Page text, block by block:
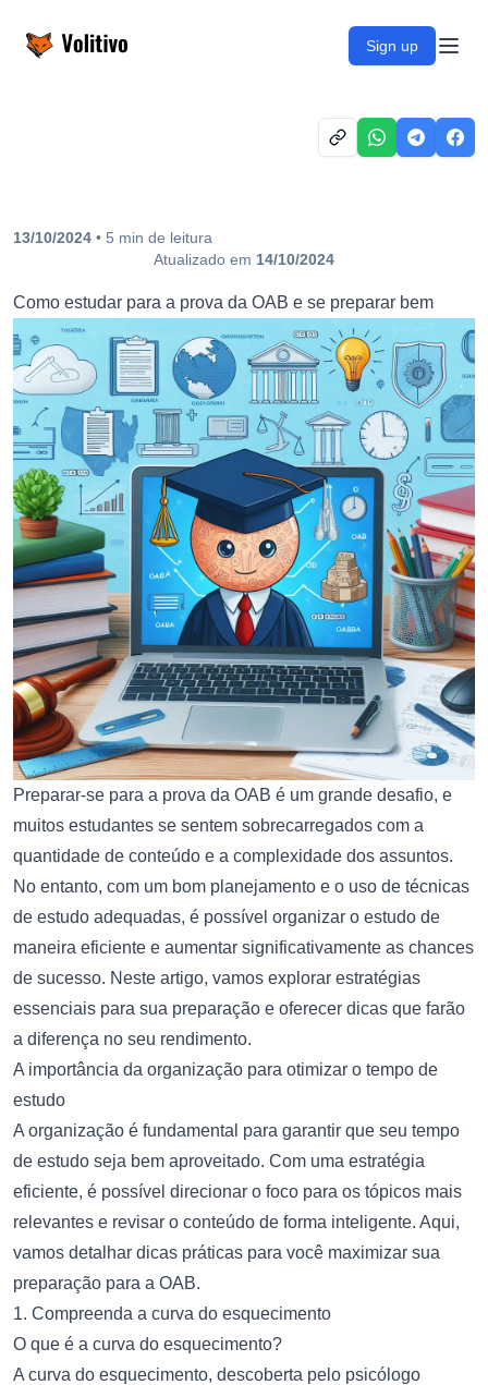
Volitivo Sign up
13/10/2024 • 5 min de leitura
Atualizado em 14/10/2024
Como estudar para a prova da OAB e se preparar bem
Preparar-se para a prova da OAB é um grande desafio, e
muitos estudantes se sentem sobrecarregados com a
quantidade de conteúdo e a complexidade dos assuntos.
No entanto, com um bom planejamento e o uso de técnicas
de estudo adequadas, é possível organizar o estudo de
maneira eficiente e aumentar significativamente as chances
de sucesso. Neste artigo, vamos explorar estratégias
essenciais para sua preparação e oferecer dicas que farão
a diferença no seu rendimento.
A importância da organização para otimizar o tempo de
estudo
A organização é fundamental para garantir que seu tempo
de estudo seja bem aproveitado. Com uma estratégia
eficiente, é possível direcionar o foco para os tópicos mais
relevantes e revisar o conteúdo de forma inteligente. Aqui,
vamos detalhar dicas práticas para você maximizar sua
preparação para a OAB.
1. Compreenda a curva do esquecimento
O que é a curva do esquecimento?
A curva do esquecimento, descoberta pelo psicólogo